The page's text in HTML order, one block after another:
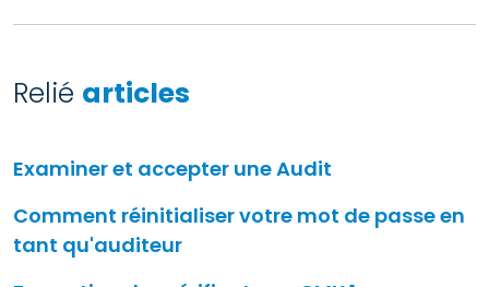
Relié articles
Examiner et accepter une Audit
Comment réinitialiser votre mot de passe en
tant qu'auditeur